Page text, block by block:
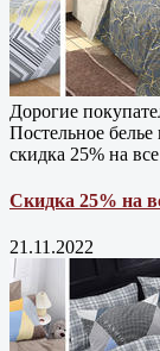
Дорогие
Постельное
скидка 25% на
Скидка 25% на
21.11.2022